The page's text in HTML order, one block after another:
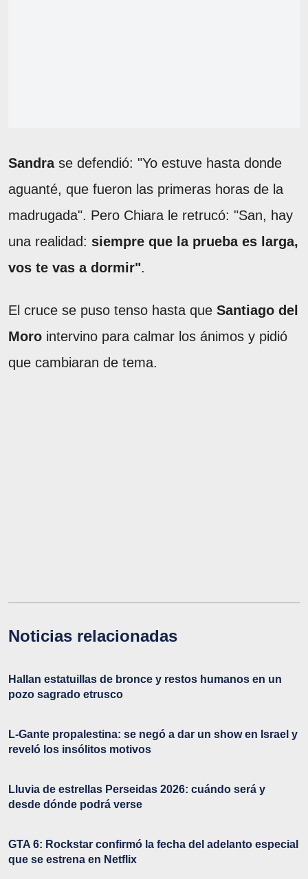
Sandrase defendió: "Yo estuve hasta donde
aguanté, que fueron las primeras horas de la
madrugada". Pero Chiara le retrucó: "San, hay
una realidad: siempre que la prueba es larga,
vos te vas a dormir".
El cruce se puso tenso hasta que Santiago del
Moro intervino para calmar los ánimos y pidió
que cambiaran de tema.
Noticias relacionadas
Hallan estatuillas de bronce y restos humanos en un
pozo sagrado etrusco
L-Gante propalestina: se negó a dar un show en Israel y
reveló los insólitos motivos
Lluvia de estrellas Perseidas 2026: cuándo será y
desde dónde podrá verse
GTA 6: Rockstar confirmó la fecha del adelanto especial
que se estrena en Netflix